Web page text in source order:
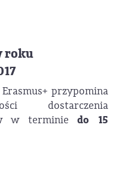
roku
przypomina
dostarczenia
w terminiedo 15